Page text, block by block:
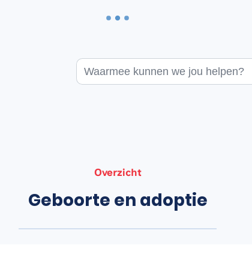
Waarmee kunnen we jou helpen?
Overzicht
Geboorte en adoptie